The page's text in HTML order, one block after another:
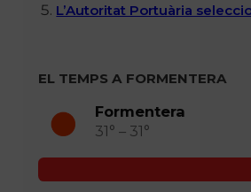
L’Autoritat Portuària
EL TEMPS A FORMENTERA
Formentera
31° – 31°